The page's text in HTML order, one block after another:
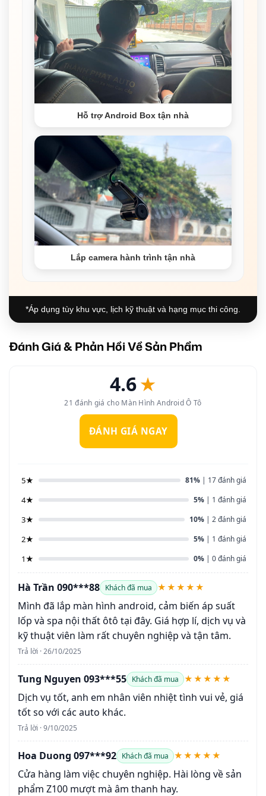
Hỗ trợ Android Box tận nhà
Lắp camera hành trình tận nhà
*Áp dụng tùy khu vực, lịch kỹ thuật và hạng mục thi công.
Đánh Giá & Phản Hồi Về Sản Phẩm
4.6★
21 đánh giá cho Màn Hình Android Ô Tô
ĐÁNH GIÁ NGAY
5★ 81% | 17 đánh giá
4★ 5% | 1 đánh giá
3★ 10% | 2 đánh giá
2★ 5% | 1 đánh giá
1★ 0% | 0 đánh giá
Hà Trần 090***88 Khách đã mua ★★★★★
Mình đã lắp màn hình android, cảm biến áp suất
lốp và spa nội thất ôtô tại đây. Giá hợp lí, dịch vụ và
kỹ thuật viên làm rất chuyên nghiệp và tận tâm.
Trả lời · 26/10/2025
Tung Nguyen 093***55 Khách đã mua ★★★★★
Dịch vụ tốt, anh em nhân viên nhiệt tình vui vẻ, giá
tốt so với các auto khác.
Trả lời · 9/10/2025
Hoa Duong 097***92 Khách đã mua ★★★★★
Cửa hàng làm việc chuyên nghiệp. Hài lòng về sản
phẩm Z100 mượt mà âm thanh hay.